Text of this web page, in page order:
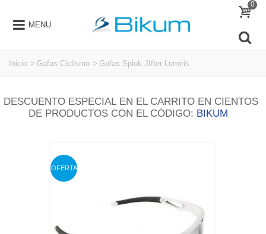
MENU
0
Inicio > Gafas Ciclismo > Gafas Spiuk JIfter Lumiris
DESCUENTO ESPECIAL EN EL CARRITO EN CIENTOS
DE PRODUCTOS CON EL CÓDIGO: BIKUM
OFERTA